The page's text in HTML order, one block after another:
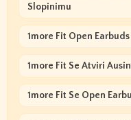
Slopinimu
1more Fit Open Earbuds
1more Fit Se Atviri
1more Fit Se Open